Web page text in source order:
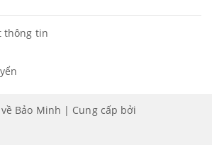
thông tin
Bảo Minh | Cung cấp bởi